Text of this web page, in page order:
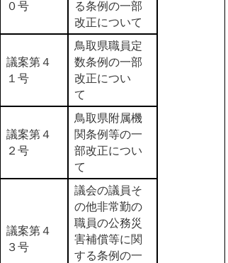
０号
る条例の一部
改正について
議案第４
１号
鳥取県職員定
数条例の一部
改正につい
て
議案第４
２号
鳥取県附属機
関条例等の一
部改正につい
て
議案第４
３号
議会の議員そ
の他非常勤の
職員の公務災
害補償等に関
する条例の一